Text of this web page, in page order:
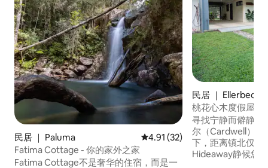
民居 ｜ Paluma 平均评分 4.91 分（满分 5 分）
4.91 (32)
Fatima Cottage - 你的家外之家
Fatima Cottage不是奢华的住宿，而是一
民居 ｜ Ellerbeck
桃花心木度假屋
寻找宁静而僻静的
尔（Cardwell）壮
下，距离镇北仅5
Hideaway静候您